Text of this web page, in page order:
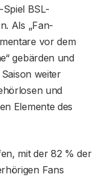
BSL-
Als „Fan-
vor dem
gebärden und
weiter
und
Elemente des
mit der 82 % der
Fans